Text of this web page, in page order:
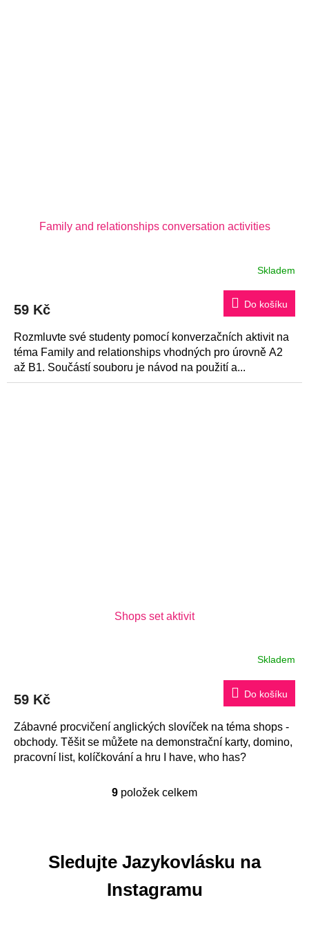
Family and relationships conversation activities
Skladem
59 Kč Do košíku
Rozmluvte své studenty pomocí konverzačních aktivit na
téma Family and relationships vhodných pro úrovně A2
až B1. Součástí souboru je návod na použití a...
Shops set aktivit
Skladem
59 Kč Do košíku
Zábavné procvičení anglických slovíček na téma shops -
obchody. Těšit se můžete na demonstrační karty, domino,
pracovní list, kolíčkování a hru I have, who has?
O
d
a
c
9 položek celkem
Sledujte Jazykovlásku na
Instagramu